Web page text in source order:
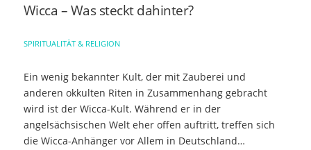
Wicca – Was steckt dahinter?
SPIRITUALITÄT & RELIGION
Ein wenig bekannter Kult, der mit Zauberei und
anderen okkulten Riten in Zusammenhang gebracht
wird ist der Wicca-Kult. Während er in der
angelsächsischen Welt eher offen auftritt, treffen sich
die Wicca-Anhänger vor Allem in Deutschland…